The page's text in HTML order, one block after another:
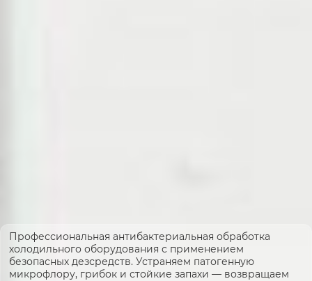
Профессиональная антибактериальная обработка
холодильного оборудования с применением
безопасных дезсредств. Устраняем патогенную
микрофлору, грибок и стойкие запахи — возвращаем